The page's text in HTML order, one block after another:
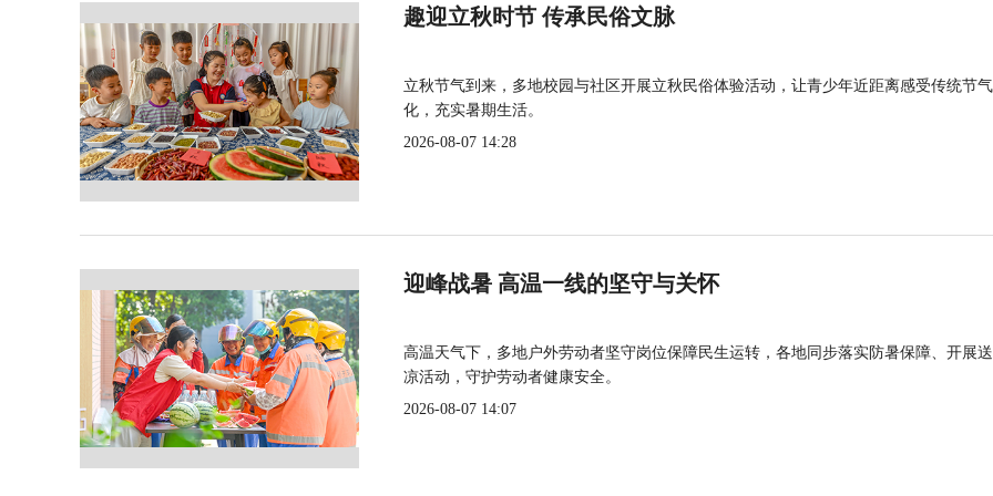
趣迎立秋时节 传承民俗文脉
立秋节气到来，多地校园与社区开展立秋民俗体验活动，让青少年近距离感受传统节
化，充实暑期生活。
2026-08-07 14:28
迎峰战暑 高温一线的坚守与关怀
高温天气下，多地户外劳动者坚守岗位保障民生运转，各地同步落实防暑保障、开展
凉活动，守护劳动者健康安全。
2026-08-07 14:07